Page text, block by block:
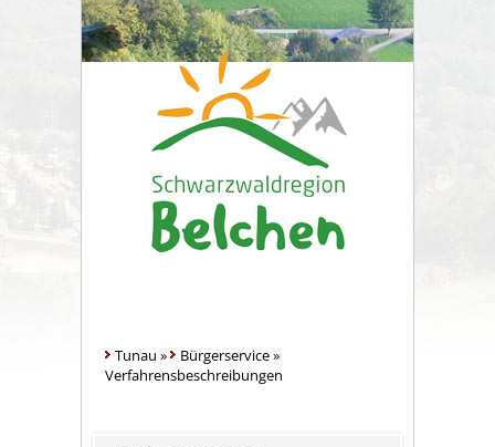
Tunau » Bürgerservice»
Verfahrensbeschreibungen